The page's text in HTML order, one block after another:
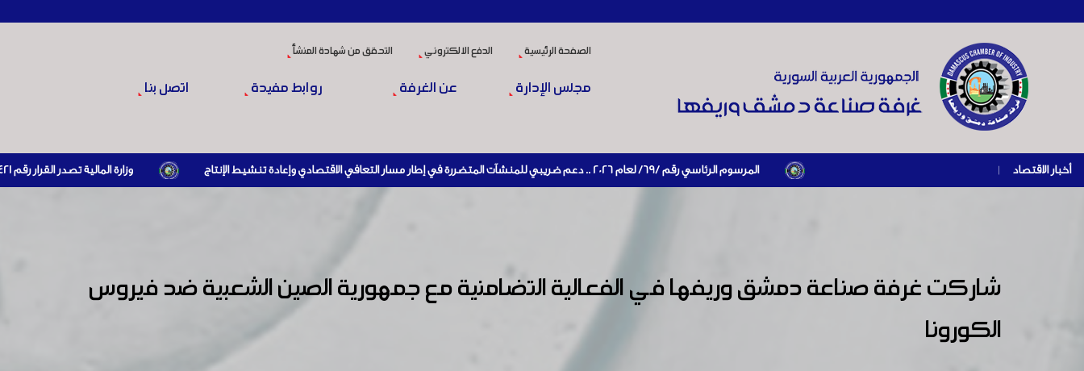
الصفحة الرئيسية الدفع الالكتروني التحقق من شهادة المنشأ
مجلس الإدارة عن الغرفة روابط مفيدة اتصل بنا
أخبار الاقتصاد | المرسوم الرئاسي رقم /69/ لعام 2026 .. دعم ضريبي للمنشآت المتضررة في إطار مسار التعافي الاقتصادي وإعادة تنشيط الإنتاج وزارة المالية تصدر القرار رقم 421 تاريخ 24/3/2026 المتضمن الزام المستوردين بإبراز براءة ذمة مالية سارية صادرة عن الهيئة العامة للضرائب والرسوم أو مديرياتها عند القيام بعمليات الاستيراد
شاركت غرفة صناعة دمشق وريفها في الفعالية التضامنية مع جمهورية الصين الشعبية ضد فيروس
الكورونا